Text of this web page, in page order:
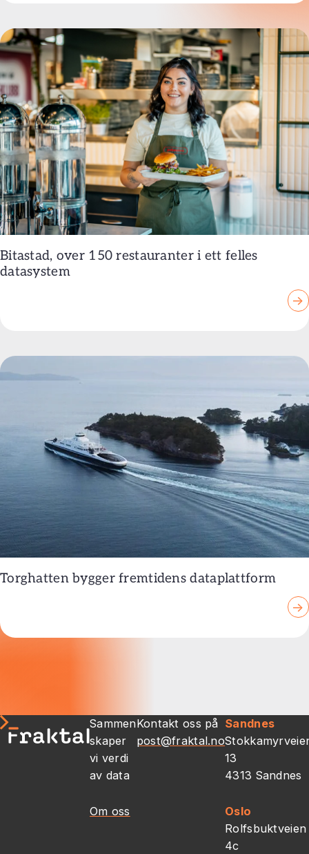
Bitastad, over 150 restauranter i ett felles
datasystem
→
Torghatten bygger fremtidens dataplattform
→
Sammen
skaper
vi verdi
av data
Om oss
Kontakt oss på
post@fraktal.no
Sandnes
13
4313 Sandnes
Oslo
Rolfsbuktveien
4c